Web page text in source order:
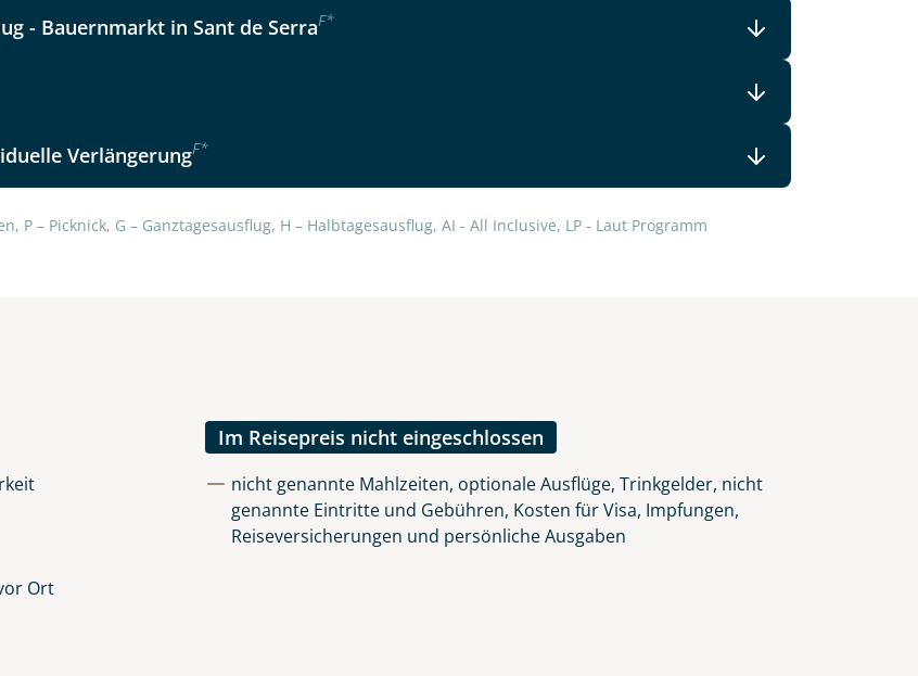
- Bauernmarkt in Sant de SerraF*
VerlängerungF*
P – Picknick, G – Ganztagesausflug, H – Halbtagesausflug, AI - All Inclusive, LP - Laut Programm
Ort
Im Reisepreis nicht eingeschlossen
nicht genannte Mahlzeiten, optionale Ausflüge, Trinkgelder, nicht
genannte Eintritte und Gebühren, Kosten für Visa, Impfungen,
Reiseversicherungen und persönliche Ausgaben
wichtig!
unseren Server geschickt. Mit Absenden des Formulars, erklären Sie, dass Sie die